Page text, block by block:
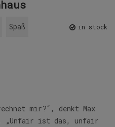
Spaß in stock
mir?“, denkt Max
„Unfair ist das, unfair